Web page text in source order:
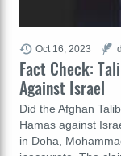
Fact Check:
Against Israel
Did the Afghan
Hamas against
in Doha,
Oct 16, 2023